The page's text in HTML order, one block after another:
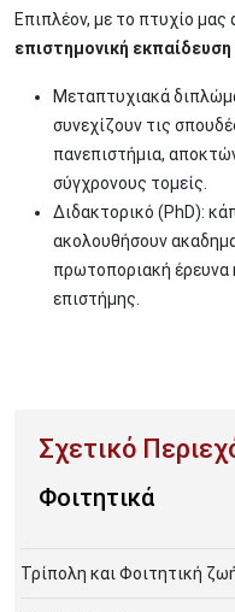
Επιπλέον, με το πτυχίο μας
επιστημονική εκπαίδευση
Μεταπτυχιακά
συνεχίζουν τις
πανεπιστήμια,
σύγχρονους τομείς.
Διδακτορικό (PhD):
ακολουθήσουν
πρωτοποριακή έρευνα
επιστήμης.
Φοιτητικά
Τρίπολη και Φοιτητική